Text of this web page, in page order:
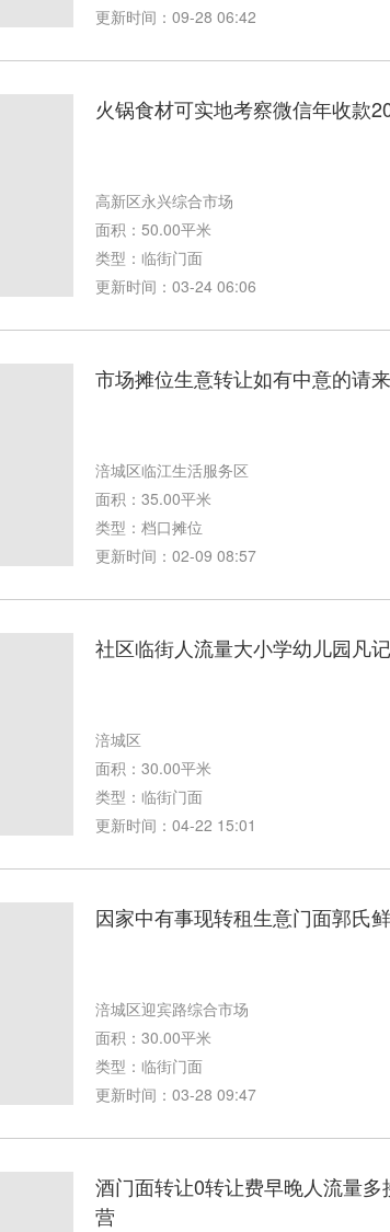
更新时间：09-28 06:42
火锅食材可实地考察微信年收款
高新区永兴综合市场
面积：50.00平米
类型：临街门面
更新时间：03-24 06:06
市场摊位生意转让如有中意的请
涪城区临江生活服务区
面积：35.00平米
类型：档口摊位
更新时间：02-09 08:57
社区临街人流量大小学幼儿园凡
涪城区
面积：30.00平米
类型：临街门面
更新时间：04-22 15:01
因家中有事现转租生意门面郭氏
涪城区迎宾路综合市场
面积：30.00平米
类型：临街门面
更新时间：03-28 09:47
酒门面转让0转让费早晚人流量多
营